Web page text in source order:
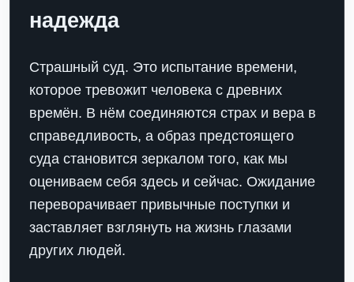
надежда
Страшный суд. Это испытание времени,
которое тревожит человека с древних
времён. В нём соединяются страх и вера в
справедливость, а образ предстоящего
суда становится зеркалом того, как мы
оцениваем себя здесь и сейчас. Ожидание
переворачивает привычные поступки и
заставляет взглянуть на жизнь глазами
других людей.